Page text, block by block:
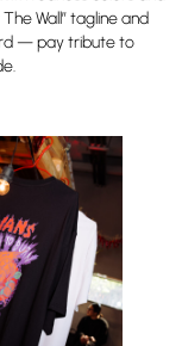
Wall” tagline and
— pay tribute to